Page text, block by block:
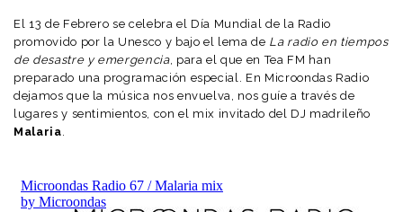
El 13 de Febrero se celebra el Día Mundial de la Radio
promovido por la Unesco y bajo el lema de La radio en tiempos
de desastre y emergencia, para el que en Tea FM han
preparado una programación especial. En Microondas Radio
dejamos que la música nos envuelva, nos guíe a través de
lugares y sentimientos, con el mix invitado del DJ madrileño
Malaria